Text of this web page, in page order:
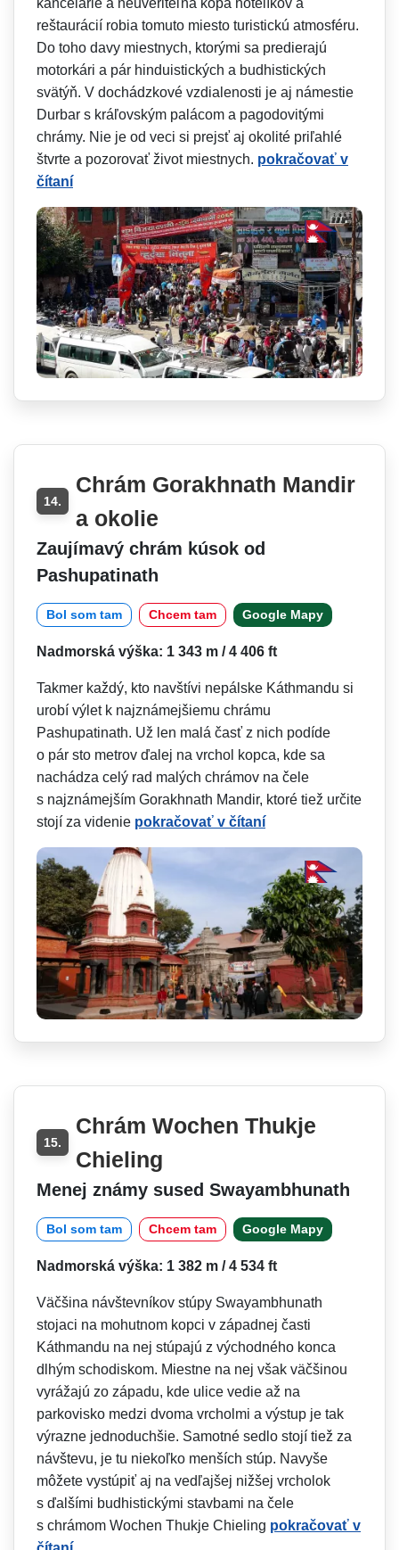
reštaurácií robia tomuto miesto turistickú atmosféru.
Do toho davy miestnych, ktorými sa predierajú
motorkári a pár hinduistických a budhistických
svätýň. V dochádzkové vzdialenosti je aj námestie
Durbar s kráľovským palácom a pagodovitými
chrámy. Nie je od veci si prejsť aj okolité priľahlé
štvrte a pozorovať život miestnych. pokračovať v
čítaní
14.
Chrám Gorakhnath Mandir
a okolie
Zaujímavý chrám kúsok od
Pashupatinath
Bol som tam Chcem tam Google Mapy
Nadmorská výška: 1 343 m / 4 406 ft
Takmer každý, kto navštívi nepálske Káthmandu si
urobí výlet k najznámejšiemu chrámu
Pashupatinath. Už len malá časť z nich podíde
o pár sto metrov ďalej na vrchol kopca, kde sa
nachádza celý rad malých chrámov na čele
s najznámejším Gorakhnath Mandir, ktoré tiež určite
stojí za videnie pokračovať v čítaní
15.
Chrám Wochen Thukje
Chieling
Menej známy sused Swayambhunath
Bol som tam Chcem tam Google Mapy
Nadmorská výška: 1 382 m / 4 534 ft
Väčšina návštevníkov stúpy Swayambhunath
stojaci na mohutnom kopci v západnej časti
Káthmandu na nej stúpajú z východného konca
dlhým schodiskom. Miestne na nej však väčšinou
vyrážajú zo západu, kde ulice vedie až na
parkovisko medzi dvoma vrcholmi a výstup je tak
výrazne jednoduchšie. Samotné sedlo stojí tiež za
návštevu, je tu niekoľko menších stúp. Navyše
môžete vystúpiť aj na vedľajšej nižšej vrcholok
s ďalšími budhistickými stavbami na čele
s chrámom Wochen Thukje Chieling pokračovať v